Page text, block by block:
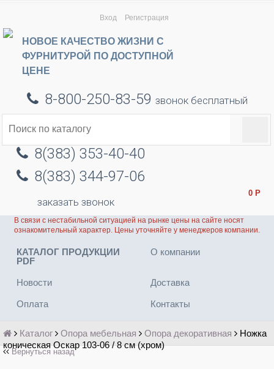
Вход Регистрация
НОВОЕ КАЧЕСТВО ЖИЗНИ С
ФУРНИТУРОЙ ПО ДОСТУПНОЙ
ЦЕНЕ
8-800-250-83-59 звонок бесплатный
8(383) 353-40-40
8(383) 344-97-06
заказать звонок
0 Р
В связи с нестабильной ситуацией на рынке цены на сайте носят
ознакомительный характер. Цены уточняйте у менеджеров компании.
КАТАЛОГ ПРОДУКЦИИ
PDF
О компании
Новости Доставка
Оплата Контакты
Каталог Опора мебельная Опора декоративная
Ножка
коническая Оскар 103-06 / 8 см (хром)
Вернуться назад